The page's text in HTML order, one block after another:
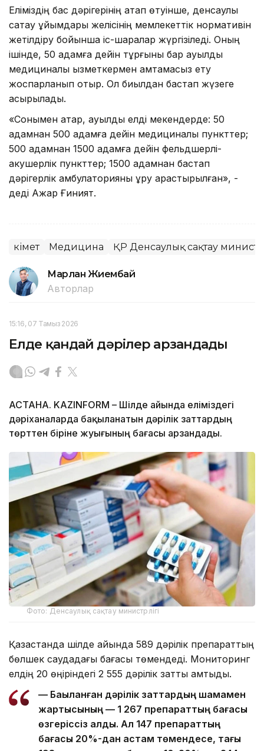
Еліміздің бас дәрігерінің атап өтуінше, денсаулық
сақтау ұйымдары желісінің мемлекеттік нормативін
жетілдіру бойынша іс-шаралар жүргізіледі. Оның
ішінде, 50 адамға дейін тұрғыны бар ауылды
медициналық қызметкермен қамтамасыз ету
жоспарланып отыр. Ол биылдан бастап жүзеге
асырылады.
«Сонымен қатар, ауылдық елді мекендерде: 50
адамнан 500 адамға дейін медициналық пункттер;
500 адамнан 1500 адамға дейін фельдшерлі-
акушерлік пункттер; 1500 адамнан бастап
дәрігерлік амбулаторияны құру қарастырылған», -
деді Ажар Ғиният.
Үкімет Медицина ҚР Денсаулық сақтау
Марлан Жиембай
Авторлар
15:16, 07 Тамыз 2026
Елде қандай дәрілер арзандады
АСТАНА. KAZINFORM – Шілде айында еліміздегі
дәріханаларда бақыланатын дәрілік заттардың
төрттен біріне жуығының бағасы арзандады.
Фото: Денсаулық сақтау министрлігі
Қазақстанда шілде айында 589 дәрілік препараттың
бөлшек саудадағы бағасы төмендеді. Мониторинг
елдің 20 өңіріндегі 2 555 дәрілік затты қамтыды.
— Бақыланған дәрілік заттардың шамамен
жартысының — 1 267 препараттың бағасы
өзгеріссіз қалды. Ал 147 препараттың
бағасы 20%-дан астам төмендесе, тағы